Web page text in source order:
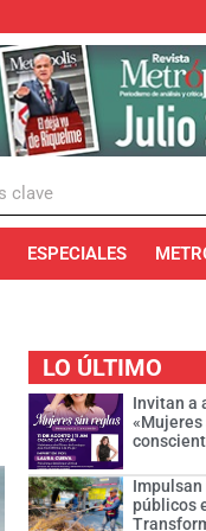
ESPECIALES
LO ÚLTIMO
Invitan a
«Mujeres
públicos